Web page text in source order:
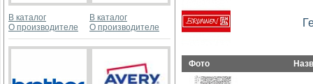
В каталог
О производителе
В каталог
О производителе
Фото